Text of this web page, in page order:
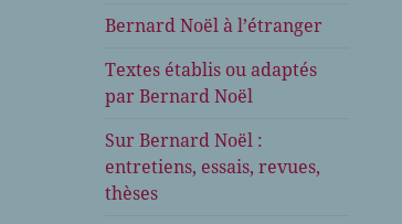
Bernard Noël à l’étranger
Textes établis ou adaptés
par Bernard Noël
Sur Bernard Noël :
entretiens, essais, revues,
thèses